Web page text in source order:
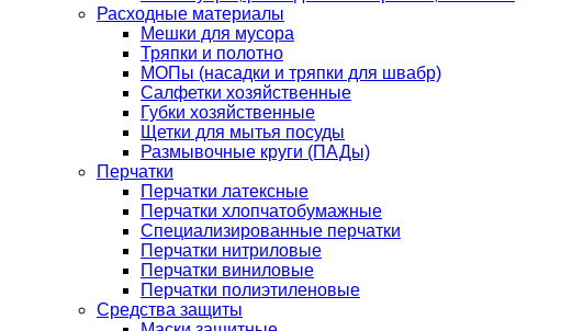
Расходные материалы
Мешки для мусора
Тряпки и полотно
МОПы (насадки и тряпки для швабр)
Салфетки хозяйственные
Губки хозяйственные
Щетки для мытья посуды
Размывочные круги (ПАДы)
Перчатки
Перчатки латексные
Перчатки хлопчатобумажные
Специализированные перчатки
Перчатки нитриловые
Перчатки виниловые
Перчатки полиэтиленовые
Средства защиты